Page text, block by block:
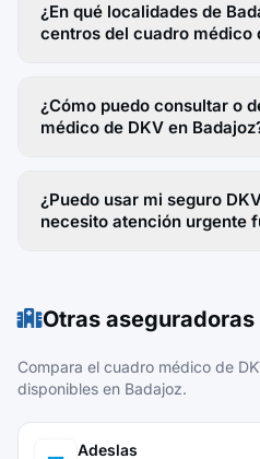
¿En qué localidades de
centros del cuadro médico
¿Cómo puedo consultar o
médico de DKV en
¿Puedo usar mi seguro
necesito atención urgente
Otras aseguradoras
Compara el cuadro médico de
disponibles en Badajoz.
Adeslas